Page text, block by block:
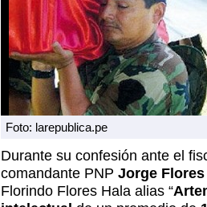
Foto: larepublica.pe
Durante su confesión ante el
comandante PNP Jorge
Florindo Flores Hala alias “